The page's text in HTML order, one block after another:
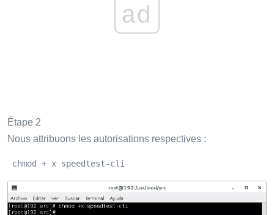
ad
Étape 2
Nous attribuons les autorisations respectives :
chmod + x speedtest-cli